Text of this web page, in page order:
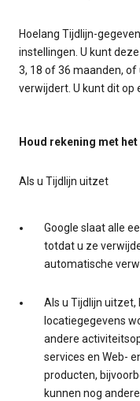
Hoelang Tijdlijn-
instellingen. U kunt
3, 18 of 36 maanden,
verwijdert. U kunt dit op
Houd rekening met
Als u Tijdlijn uitzet
Google slaat alle
totdat u ze
automatische
Als u Tijdlijn uitzet,
locatiegegevens
andere
services en Web-
producten,
kunnen nog